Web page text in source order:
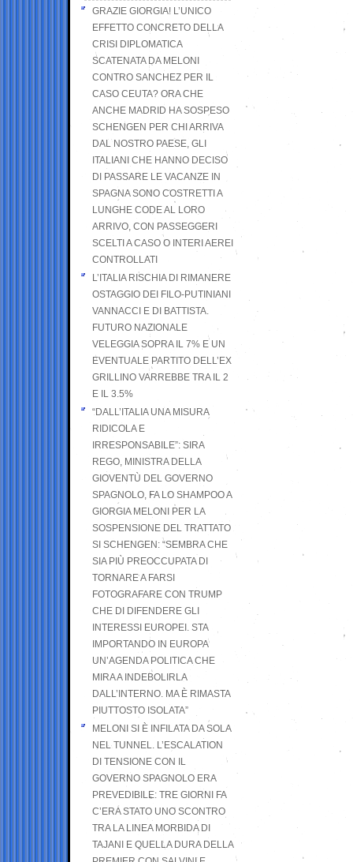
GRAZIE GIORGIA! L’UNICO
EFFETTO CONCRETO DELLA
CRISI DIPLOMATICA
SCATENATA DA MELONI
CONTRO SANCHEZ PER IL
CASO CEUTA? ORA CHE
ANCHE MADRID HA SOSPESO
SCHENGEN PER CHI ARRIVA
DAL NOSTRO PAESE, GLI
ITALIANI CHE HANNO DECISO
DI PASSARE LE VACANZE IN
SPAGNA SONO COSTRETTI A
LUNGHE CODE AL LORO
ARRIVO, CON PASSEGGERI
SCELTI A CASO O INTERI AEREI
CONTROLLATI
L’ITALIA RISCHIA DI RIMANERE
OSTAGGIO DEI FILO-PUTINIANI
VANNACCI E DI BATTISTA.
FUTURO NAZIONALE
VELEGGIA SOPRA IL 7% E UN
EVENTUALE PARTITO DELL’EX
GRILLINO VARREBBE TRA IL 2
E IL 3.5%
“DALL’ITALIA UNA MISURA
RIDICOLA E
IRRESPONSABILE”: SIRA
REGO, MINISTRA DELLA
GIOVENTÙ DEL GOVERNO
SPAGNOLO, FA LO SHAMPOO A
GIORGIA MELONI PER LA
SOSPENSIONE DEL TRATTATO
SI SCHENGEN: “SEMBRA CHE
SIA PIÙ PREOCCUPATA DI
TORNARE A FARSI
FOTOGRAFARE CON TRUMP
CHE DI DIFENDERE GLI
INTERESSI EUROPEI. STA
IMPORTANDO IN EUROPA
UN’AGENDA POLITICA CHE
MIRA A INDEBOLIRLA
DALL’INTERNO. MA È RIMASTA
PIUTTOSTO ISOLATA”
MELONI SI È INFILATA DA SOLA
NEL TUNNEL. L’ESCALATION
DI TENSIONE CON IL
GOVERNO SPAGNOLO ERA
PREVEDIBILE: TRE GIORNI FA
C’ERA STATO UNO SCONTRO
TRA LA LINEA MORBIDA DI
TAJANI E QUELLA DURA DELLA